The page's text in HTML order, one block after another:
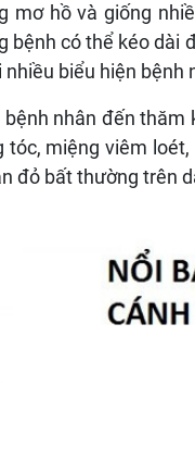
mơ hồ và giống
có thể kéo dài
biểu hiện bệnh
nhân đến
miệng viêm
đỏ bất thường trên